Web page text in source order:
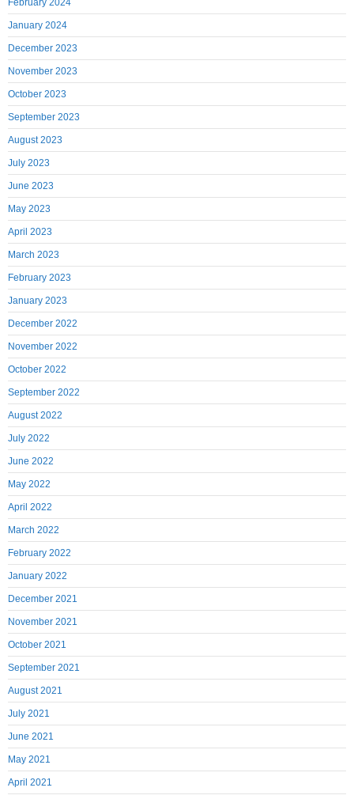
February 2024
January 2024
December 2023
November 2023
October 2023
September 2023
August 2023
July 2023
June 2023
May 2023
April 2023
March 2023
February 2023
January 2023
December 2022
November 2022
October 2022
September 2022
August 2022
July 2022
June 2022
May 2022
April 2022
March 2022
February 2022
January 2022
December 2021
November 2021
October 2021
September 2021
August 2021
July 2021
June 2021
May 2021
April 2021